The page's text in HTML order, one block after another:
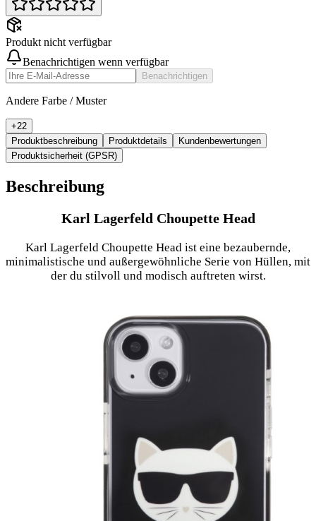
Produkt nicht verfügbar
Benachrichtigen wenn verfügbar
Benachrichtigen
Andere Farbe / Muster
+22
Produktbeschreibung
Produktdetails
Kundenbewertungen
Produktsicherheit (GPSR)
Beschreibung
Karl Lagerfeld Choupette Head
Karl Lagerfeld Choupette Head ist eine bezaubernde,
minimalistische und außergewöhnliche Serie von Hüllen, mit
der du stilvoll und modisch auftreten wirst.